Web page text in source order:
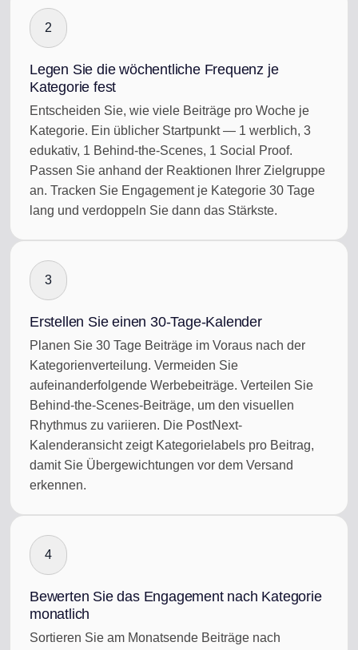
2
Legen Sie die wöchentliche Frequenz je
Kategorie fest
Entscheiden Sie, wie viele Beiträge pro Woche je
Kategorie. Ein üblicher Startpunkt — 1 werblich, 3
edukativ, 1 Behind-the-Scenes, 1 Social Proof.
Passen Sie anhand der Reaktionen Ihrer Zielgruppe
an. Tracken Sie Engagement je Kategorie 30 Tage
lang und verdoppeln Sie dann das Stärkste.
3
Erstellen Sie einen 30-Tage-Kalender
Planen Sie 30 Tage Beiträge im Voraus nach der
Kategorienverteilung. Vermeiden Sie
aufeinanderfolgende Werbebeiträge. Verteilen Sie
Behind-the-Scenes-Beiträge, um den visuellen
Rhythmus zu variieren. Die PostNext-
Kalenderansicht zeigt Kategorielabels pro Beitrag,
damit Sie Übergewichtungen vor dem Versand
erkennen.
4
Bewerten Sie das Engagement nach Kategorie
monatlich
Sortieren Sie am Monatsende Beiträge nach